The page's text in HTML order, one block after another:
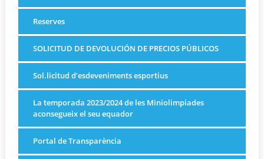
Reserves
SOLICITUD DE DEVOLUCIÓN DE PRECIOS PÚBLICOS
Sol.licitud d’esdeveniments esportius
La temporada 2023/2024 de les Miniolimpiades
aconsegueix el seu equador
Portal de Transparència